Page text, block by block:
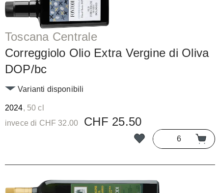
Toscana Centrale
Correggiolo Olio Extra Vergine di Oliva
DOP/bc
2024, 50 cl
Varianti disponibili
invece di CHF 32.00 CHF 25.50